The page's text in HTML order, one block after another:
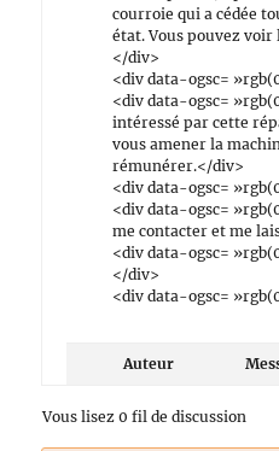
courroie qui a cédée
état. Vous pouvez
</div>
<div data-ogsc=
<div data-ogsc=
intéressé par cette
vous amener la
rémunérer.</div>
<div data-ogsc=
<div data-ogsc=
me contacter et me
<div data-ogsc=
</div>
<div data-ogsc=
Auteur
Vous lisez 0 fil de discussion